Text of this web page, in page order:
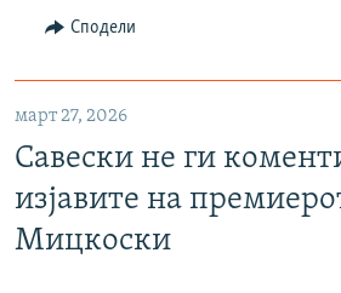
Сподели
март 27, 2026
Савески не ги
изјавите на
Мицкоски